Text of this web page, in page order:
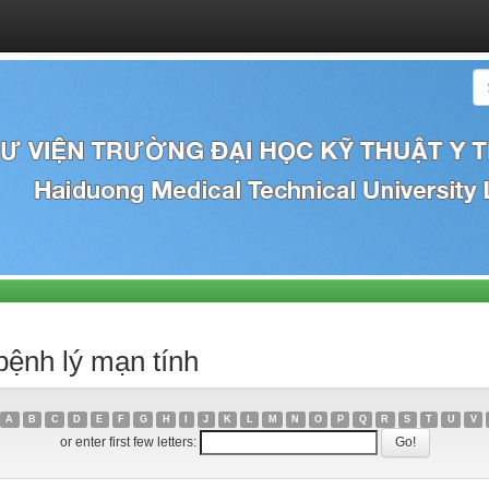
lý mạn tính
A B C D E F G H J K L M N O P Q R S T U V
or enter first few letters: